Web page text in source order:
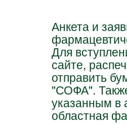
Анкета и
Для
сайте,
отправить
"СОФА".
указанным в
областная